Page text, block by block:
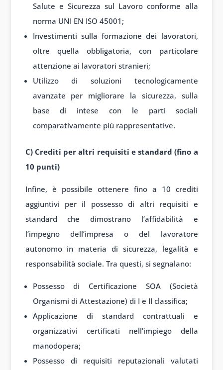
Salute e Sicurezza sul Lavoro conforme alla
norma UNI EN ISO 45001;
Investimenti sulla formazione dei lavoratori,
oltre quella obbligatoria, con particolare
attenzione ai lavoratori stranieri;
Utilizzo di soluzioni tecnologicamente
avanzate per migliorare la sicurezza, sulla
base di intese con le parti sociali
comparativamente più rappresentative.
C) Crediti per altri requisiti e standard (fino a
10 punti)
Infine, è possibile ottenere fino a 10 crediti
aggiuntivi per il possesso di altri requisiti e
standard che dimostrano l’affidabilità e
l’impegno dell’impresa o del lavoratore
autonomo in materia di sicurezza, legalità e
responsabilità sociale. Tra questi, si segnalano:
Possesso di Certificazione SOA (Società
Organismi di Attestazione) di I e II classifica;
Applicazione di standard contrattuali e
organizzativi certificati nell’impiego della
manodopera;
Possesso di requisiti reputazionali valutati